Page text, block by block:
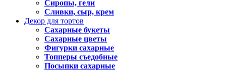
Сиропы, гели
Сливки, сыр, крем
Декор для тортов
Сахарные букеты
Сахарные цветы
Фигурки сахарные
Топперы съедобные
Посыпки сахарные